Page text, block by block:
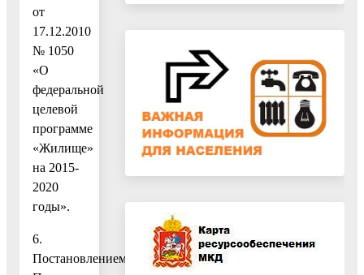
от
17.12.2010
№ 1050
«О
федеральной
целевой
программе
«Жилище»
на 2015-
2020
годы».
6.
Постановлением